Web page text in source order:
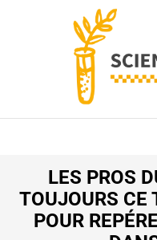
LES PROS
TOUJOURS CE
POUR